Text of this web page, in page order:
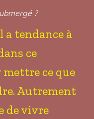
?
a tendance à
ce
ce que
Autrement
de vivre